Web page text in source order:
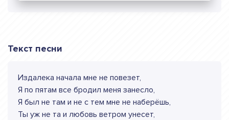
Текст песни
Издалека начала мне не повезет,
Я по пятам все бродил меня занесло,
Я был не там и не с тем мне не наберёшь,
Ты уж не та и любовь ветром унесет,